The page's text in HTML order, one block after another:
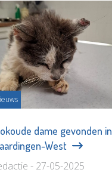
dame gevonden in
West
- 27-05-2025